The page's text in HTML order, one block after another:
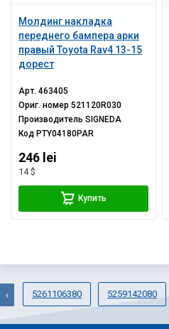
Молдинг накладка
переднего бампера арки
правый Toyota Rav4 13-15
дорест
Арт.463405
Ориг. номер521120R030
ПроизводительSIGNEDA
КодPTY04180PAR
246 lei
14 $
Купить
5261106380 5259142080
‹